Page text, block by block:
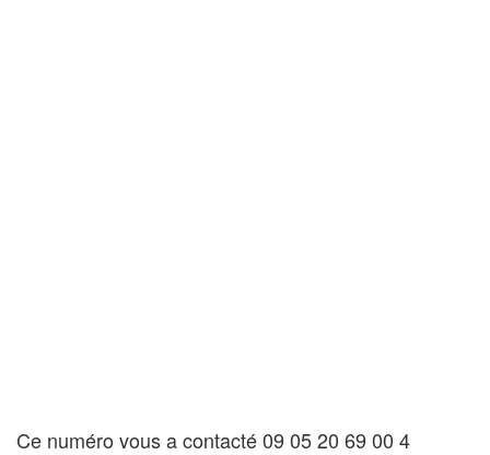
Ce numéro vous a contacté 09 05 20 69 00 4